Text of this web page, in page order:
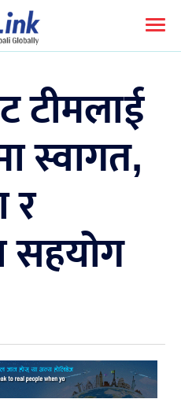
टीमलाई
स्वागत,
र
सहयोग